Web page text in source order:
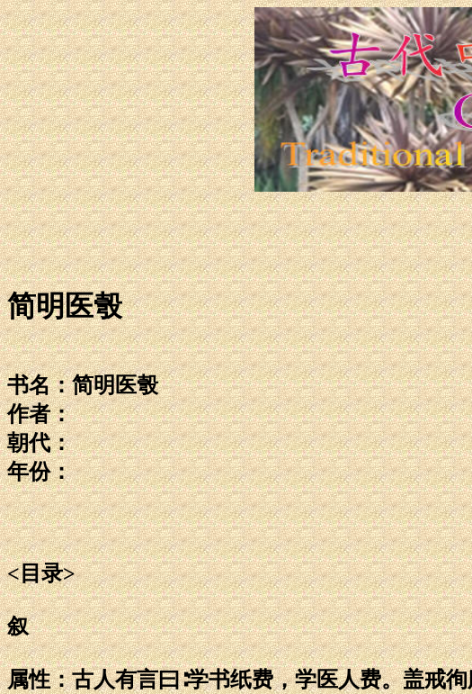
简明医彀
书名：简明医彀
作者：
朝代：
年份：
<目录>
叙
属性：古人有言曰∶学书纸费，学医人费。盖戒